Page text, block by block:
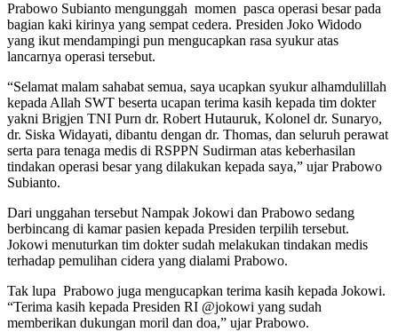
Prabowo Subianto mengunggah momen pasca operasi besar pada
bagian kaki kirinya yang sempat cedera. Presiden Joko Widodo
yang ikut mendampingi pun mengucapkan rasa syukur atas
lancarnya operasi tersebut.
“Selamat malam sahabat semua, saya ucapkan syukur alhamdulillah
kepada Allah SWT beserta ucapan terima kasih kepada tim dokter
yakni Brigjen TNI Purn dr. Robert Hutauruk, Kolonel dr. Sunaryo,
dr. Siska Widayati, dibantu dengan dr. Thomas, dan seluruh perawat
serta para tenaga medis di RSPPN Sudirman atas keberhasilan
tindakan operasi besar yang dilakukan kepada saya,” ujar Prabowo
Subianto.
Dari unggahan tersebut Nampak Jokowi dan Prabowo sedang
berbincang di kamar pasien kepada Presiden terpilih tersebut.
Jokowi menuturkan tim dokter sudah melakukan tindakan medis
terhadap pemulihan cidera yang dialami Prabowo.
Tak lupa Prabowo juga mengucapkan terima kasih kepada Jokowi.
“Terima kasih kepada Presiden RI @jokowi yang sudah
memberikan dukungan moril dan doa,” ujar Prabowo.